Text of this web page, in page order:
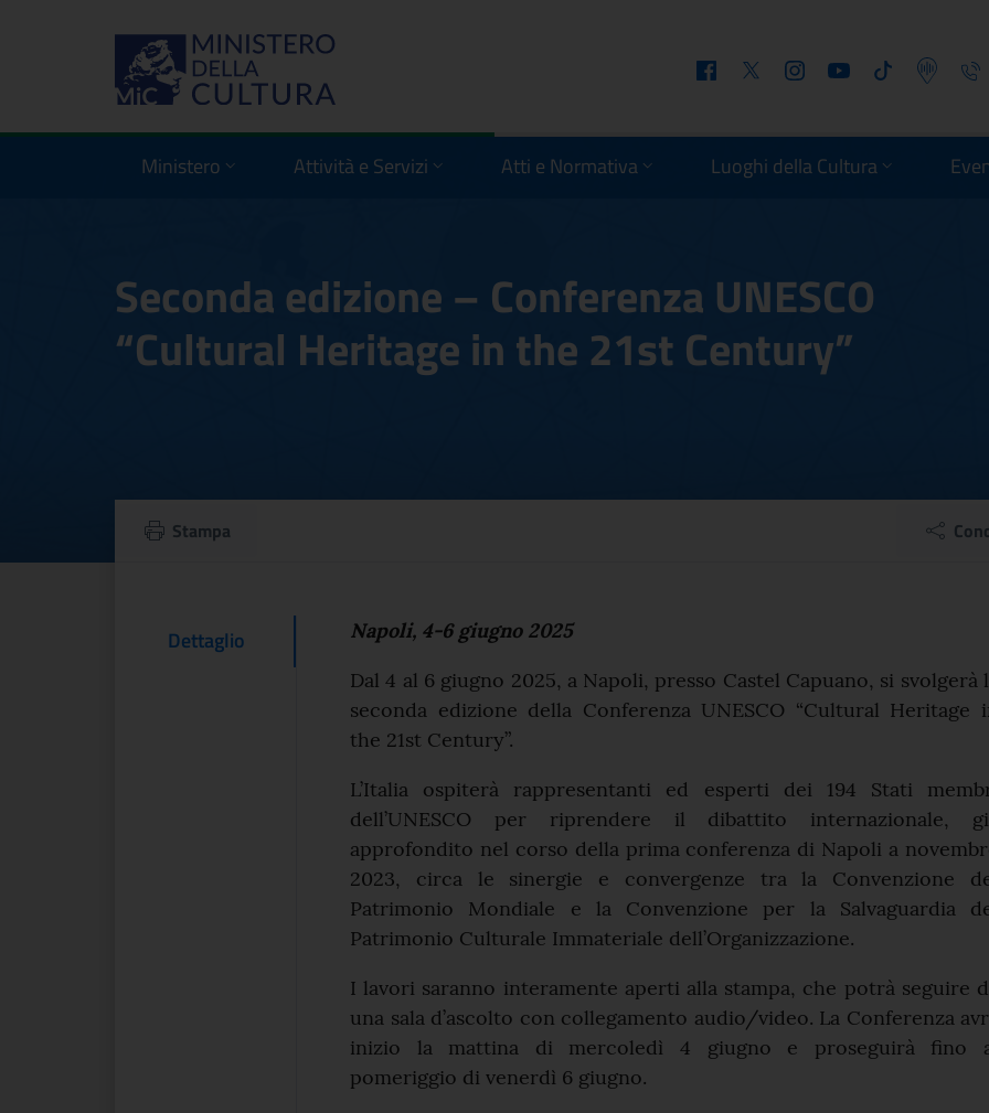
FacebookTwitter InstagramYoutube Tiktok Podcast
Ministero Attività e Servizi Atti e Normativa Luoghi della Cultura
Seconda edizione – Conferenza UNESCO
“Cultural Heritage in the 21st Century”
Seconda edizione – Conferenza
Stampa
Contenuto Del
Dettaglio Testo del comunicato
Napoli, 4-6 giugno 2025
Dal 4 al 6 giugno 2025, a Napoli, presso Castel Capuano, si svolgerà
seconda edizione della Conferenza UNESCO “Cultural Heritage
the 21st Century”.
L’Italia ospiterà rappresentanti ed esperti dei 194 Stati
dell’UNESCO per riprendere il dibattito internazionale,
approfondito nel corso della prima conferenza di Napoli a
2023, circa le sinergie e convergenze tra la Convenzione
Patrimonio Mondiale e la Convenzione per la Salvaguardia
Patrimonio Culturale Immateriale dell’Organizzazione.
I lavori saranno interamente aperti alla stampa, che potrà seguire
una sala d’ascolto con collegamento audio/video. La Conferenza
inizio la mattina di mercoledì 4 giugno e proseguirà fino
pomeriggio di venerdì 6 giugno.